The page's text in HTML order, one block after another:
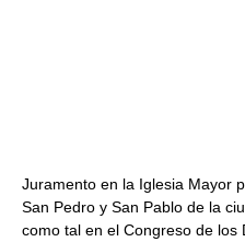
Juramento en la Iglesia Mayor
San Pedro y San Pablo de la
como tal en el Congreso de los